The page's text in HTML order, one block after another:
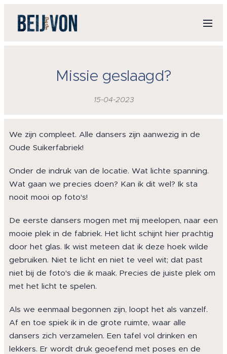
Missie geslaagd?
15-04-2023
We zijn compleet. Alle dansers zijn aanwezig in de
Oude Suikerfabriek!
Onder de indruk van de locatie. Wat lichte spanning.
Wat gaan we precies doen? Kan ik dit wel? Ik sta
nooit mooi op foto's!
De eerste dansers mogen met mij meelopen, naar een
mooie plek in de fabriek. Het licht schijnt hier prachtig
door het glas. Ik wist meteen dat ik deze hoek wilde
gebruiken. Niet te licht en niet te veel wit; dat past
niet bij de foto's die ik maak. Precies de juiste plek om
met het licht te spelen.
Als we eenmaal begonnen zijn, loopt het als vanzelf.
Af en toe spiek ik in de grote ruimte, waar alle
dansers zich verzamelen. Een tafel vol drinken en
lekkers. Er wordt druk geoefend met poses en de